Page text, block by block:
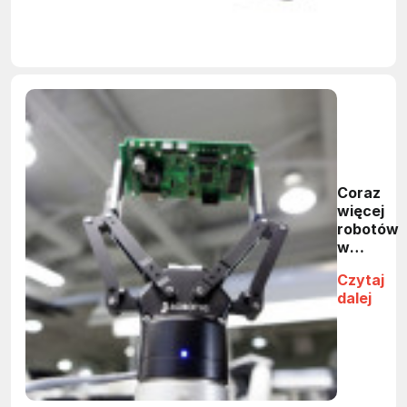
Coraz
więcej
robotów
w
Czytaj
dalej